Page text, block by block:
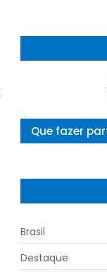
Que fazer
Brasil
Destaque